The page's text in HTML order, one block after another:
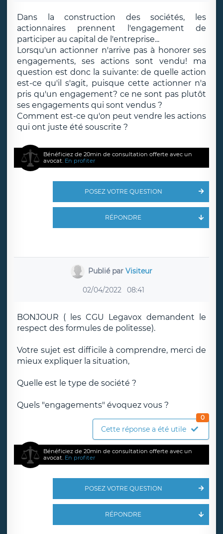
Dans la construction des sociétés, les
actionnaires prennent l'engagement de
participer au capital de l'entreprise...
Lorsqu'un actionner n'arrive pas à honorer ses
engagements, ses actions sont vendu! ma
question est donc la suivante: de quelle action
est-ce qu'il s'agit, puisque cette actionner n'a
pris qu'un engagement? ce ne sont pas plutôt
ses engagements qui sont vendus ?
Comment est-ce qu'on peut vendre les actions
qui ont juste été souscrite ?
Bénéficiez de 20min de consultation offerte avec un
avocat. En profiter
POSEZ VOTRE QUESTION
RÉPONDRE
Publié parVisiteur
02/04/2022 08:41
BONJOUR ( les CGU Legavox demandent le
respect des formules de politesse).
Votre sujet est difficile à comprendre, merci de
mieux expliquer la situation,
Quelle est le type de société ?
Quels "engagements" évoquez vous ?
Cette réponse a été utile
0
Bénéficiez de 20min de consultation offerte avec un
avocat. En profiter
POSEZ VOTRE QUESTION
RÉPONDRE